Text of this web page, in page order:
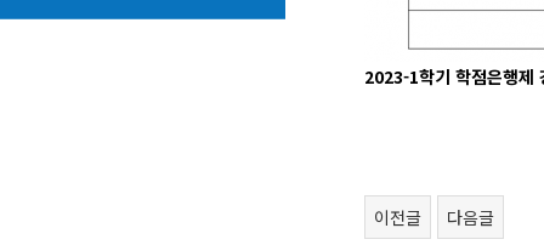
2023-1학기 학점은행제
이전글 다음글